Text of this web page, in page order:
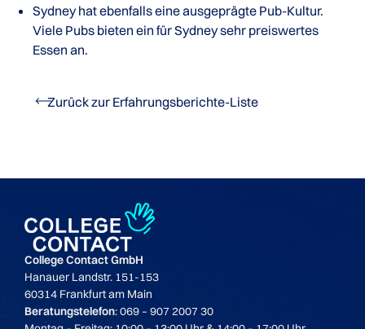
Sydney hat ebenfalls eine ausgeprägte Pub-Kultur.
Viele Pubs bieten ein für Sydney sehr preiswertes
Essen an.
Zurück zur Erfahrungsberichte-Liste
College Contact GmbH
Hanauer Landstr. 151-153
60314 Frankfurt am Main
Beratungstelefon: 069 – 907 2007 30